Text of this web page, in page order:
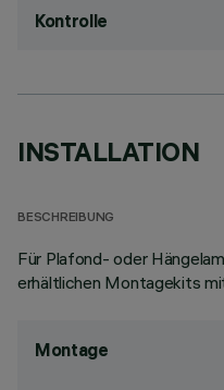
Kontrolle
INSTALLATION
BESCHREIBUNG
Für Plafond- oder
erhältlichen Montagekits
Montage